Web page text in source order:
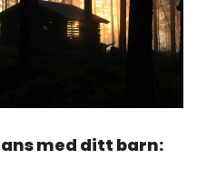
med ditt barn: